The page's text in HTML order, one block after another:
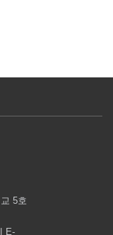
5호
E-